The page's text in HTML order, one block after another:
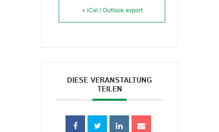
+ iCal / Outlook export
DIESE VERANSTALTUNG
TEILEN